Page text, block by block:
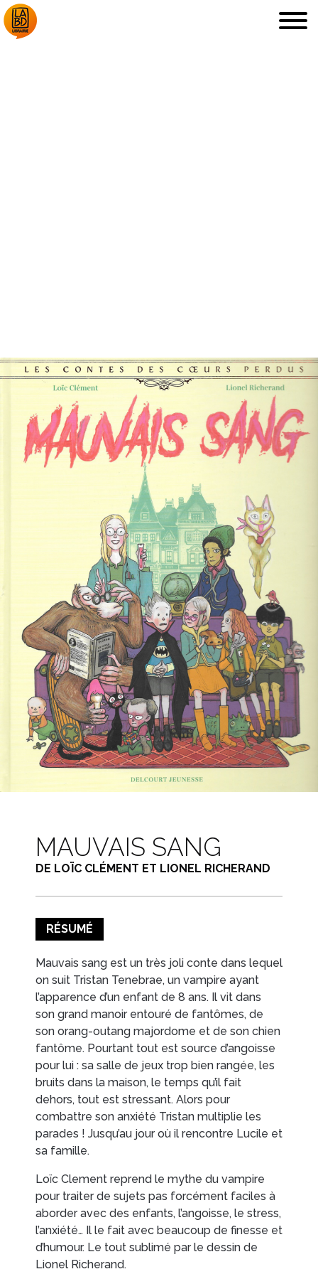
EN IMAGES CONTACTS/ACCÈS
MAUVAIS SANG
DE LOÏC CLÉMENT ET LIONEL RICHERAND
RÉSUMÉ
Mauvais sang est un très joli conte dans lequel
on suit Tristan Tenebrae, un vampire ayant
l’apparence d’un enfant de 8 ans. Il vit dans
son grand manoir entouré de fantômes, de
son orang-outang majordome et de son chien
fantôme. Pourtant tout est source d’angoisse
pour lui : sa salle de jeux trop bien rangée, les
bruits dans la maison, le temps qu’il fait
dehors, tout est stressant. Alors pour
combattre son anxiété Tristan multiplie les
parades ! Jusqu’au jour où il rencontre Lucile et
sa famille.
Loïc Clement reprend le mythe du vampire
pour traiter de sujets pas forcément faciles à
aborder avec des enfants, l’angoisse, le stress,
l’anxiété… Il le fait avec beaucoup de finesse et
d’humour. Le tout sublimé par le dessin de
Lionel Richerand.